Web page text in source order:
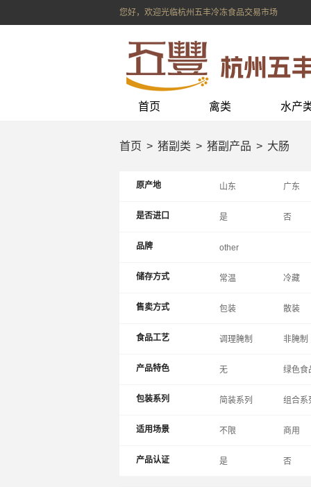
您好，欢迎光临杭州五丰冷冻食品交易市场
首页 禽类 水产
首页 猪副类 猪副产品 大肠
原产地 山东 广东
是否进口 是 否
品牌 other
储存方式 常温 冷藏
售卖方式 包装 散装
食品工艺 调理腌制 非腌制
产品特色 无 绿色食
包装系列 简装系列 组合系
适用场景 不限 商用
产品认证 是 否